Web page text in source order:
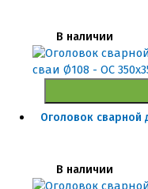
В наличии
Оголовок сварной
В наличии